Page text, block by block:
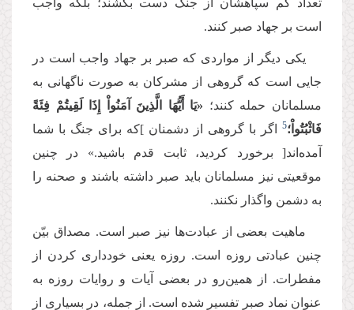
تعداد كم سپاهشان از جنگ دست بكشند؛ بلكه واجب
است بر جهاد صبر كنند.
یكی دیگر از مواردی كه صبر بر جهاد واجب است در
جایی است كه گروهی از مشركان به صورت ناگهانی به
مسلمانان حمله كنند؛ «یَا أَیُّهَا الَّذِینَ آمَنُواْ إِذَا لَقِیتُمْ فِئَةً
فَاثْبُتُواْ؛‌5‌
اگر با گروهی از دشمنان ]که برای جنگ با شما
آمده‌اند[ برخورد کردید، ثابت قدم باشید.» در چنین
موقعیتی نیز مسلمانان باید صبر داشته باشند و صحنه را
به دشمن واگذار نکنند.
ماهیت بعضی از عبادت‌ها نیز صبر است. مصداق بیّن
چنین عبادتی روزه است. روزه یعنی خودداری كردن از
مفطرات. از همین‌رو در بعضی آیات و روایات روزه به
عنوان نماد صبر تفسیر شده است. از جمله، در بسیاری از